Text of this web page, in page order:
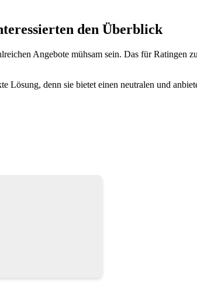
den Überblick
Angebote mühsam sein. Das für Ratingen
Lösung, denn sie bietet einen neutralen und